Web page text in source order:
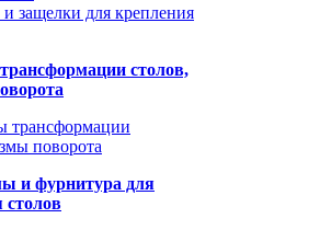
защелки для крепления
столов,
трансформации
поворота
и фурнитура для
столов